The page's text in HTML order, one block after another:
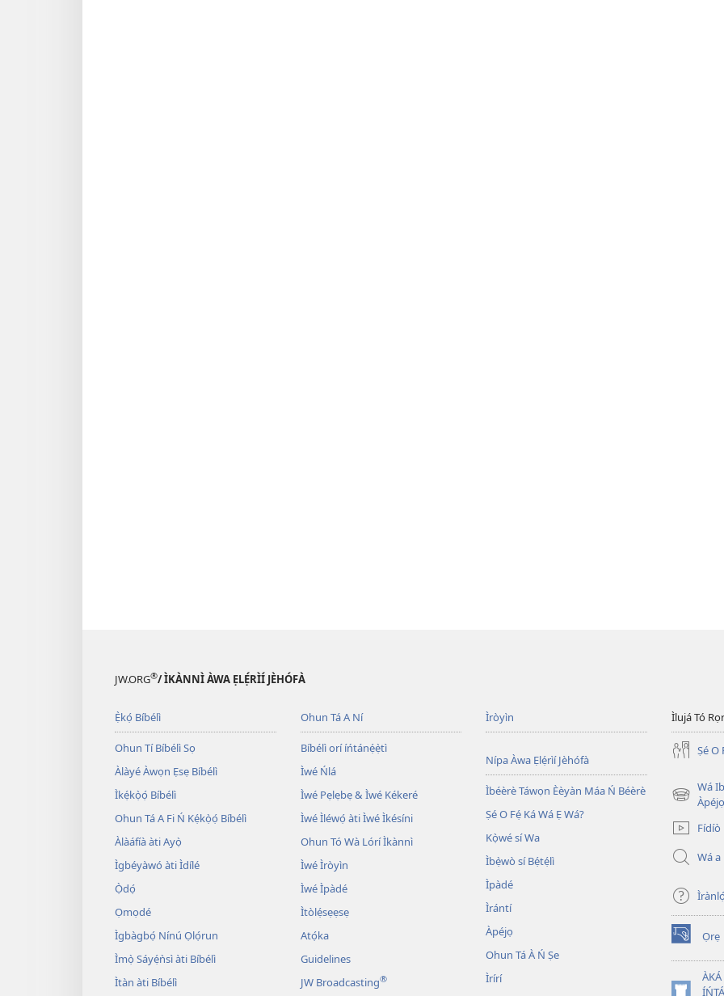
JW.ORG®/ ÌKÀNNÌ ÀWA ẸLẸ́RÌÍ JÈHÓFÀ
Ẹ̀kọ́ Bíbélì
Ohun Tí Bíbélì Sọ
Àlàyé Àwọn Ẹsẹ Bíbélì
Ìkẹ́kọ̀ọ́ Bíbélì
Ohun Tá A Fi Ń Kẹ́kọ̀ọ́ Bíbélì
Àlàáfíà àti Ayọ̀
Ìgbéyàwó àti Ìdílé
Ọ̀dọ́
Ọmọdé
Ìgbàgbọ́ Nínú Ọlọ́run
Ìmọ̀ Sáyẹ́ǹsì àti Bíbélì
Ìtàn àti Bíbélì
Ohun Tá A Ní
Bíbélì orí íńtánẹ́ẹ̀tì
Ìwé Ńlá
Ìwé Pẹlẹbẹ & Ìwé Kékeré
Ìwé Ìléwọ́ àti Ìwé Ìkésíni
Ohun Tó Wà Lórí Ìkànnì
Ìwé Ìròyìn
Ìwé Ìpàdé
Ìtòlẹ́sẹẹsẹ
Atọ́ka
Guidelines
JW Broadcasting®
Ìròyìn
Nípa Àwa Ẹlẹ́rìí Jèhófà
Ìbéèrè Táwọn Èèyàn Máa Ń Béèrè
Ṣé O Fẹ́ Ká Wá Ẹ Wá?
Kọ̀wé sí Wa
Ìbẹ̀wò sí Bẹ́tẹ́lì
Ìpàdé
Ìrántí
Àpéjọ
Ohun Tá À Ń Ṣe
Ìrírí
Ìlujá Tó
Ṣé O
Wá
(opens
window)
Fídíò
Wá a
Ọrẹ
(opens
new
window)